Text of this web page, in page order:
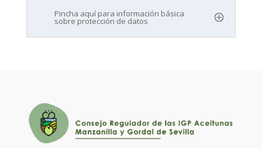
Pincha aquí para información básica
sobre protección de datos